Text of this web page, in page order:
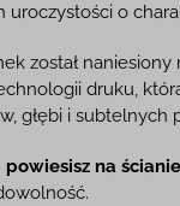
o
został
druku,
głębi i subtelnych
na